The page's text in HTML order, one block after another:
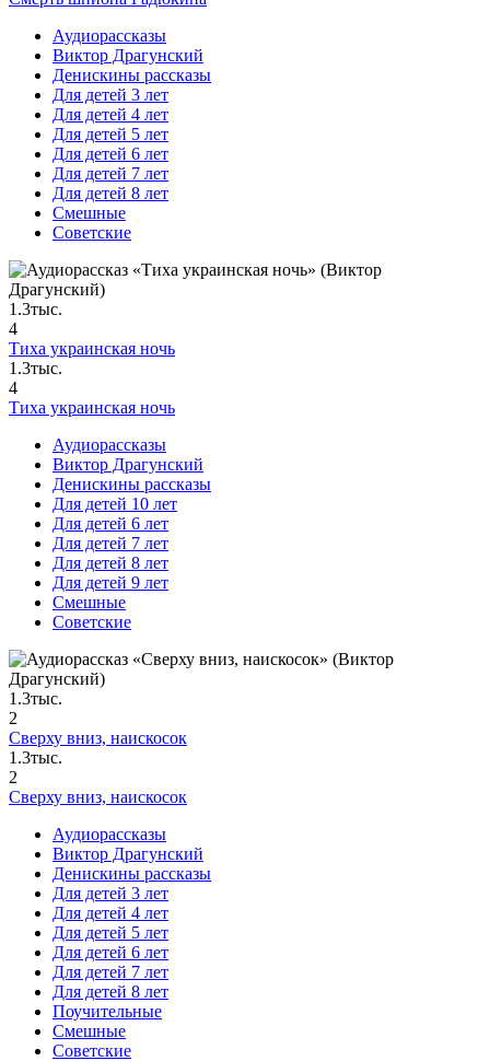
Аудиорассказы
Виктор Драгунский
Денискины рассказы
Для детей 3 лет
Для детей 4 лет
Для детей 5 лет
Для детей 6 лет
Для детей 7 лет
Для детей 8 лет
Смешные
Советские
1.3тыс.
4
Тиха украинская ночь
1.3тыс.
4
Тиха украинская ночь
Аудиорассказы
Виктор Драгунский
Денискины рассказы
Для детей 10 лет
Для детей 6 лет
Для детей 7 лет
Для детей 8 лет
Для детей 9 лет
Смешные
Советские
1.3тыс.
2
Сверху вниз, наискосок
1.3тыс.
2
Сверху вниз, наискосок
Аудиорассказы
Виктор Драгунский
Денискины рассказы
Для детей 3 лет
Для детей 4 лет
Для детей 5 лет
Для детей 6 лет
Для детей 7 лет
Для детей 8 лет
Поучительные
Смешные
Советские